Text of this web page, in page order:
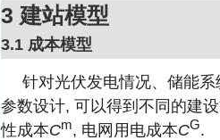
3 建站模型
3.1 成本模型
针对光伏发电情况、储能
参数设计, 可以得到不同的建
性成本Cm, 电网用电成本CG.